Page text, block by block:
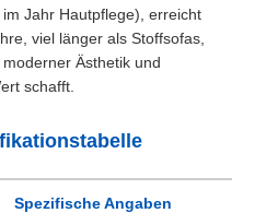
Jahr Hautpflege), erreicht
viel länger als Stoffsofas,
Ästhetik und
schafft.
Spezifische Angaben